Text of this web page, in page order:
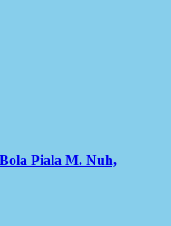
Piala M. Nuh,